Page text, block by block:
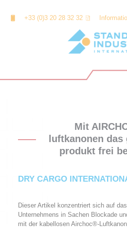
+33 (0)3 20 28 32 32
Mit
luftkanonen das
produkt frei
DRY CARGO
Dieser Artikel konzentriert sich auf
Unternehmens in Sachen Blockade
mit der kabellosen Airchoc®-